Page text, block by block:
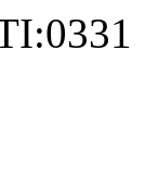
0331